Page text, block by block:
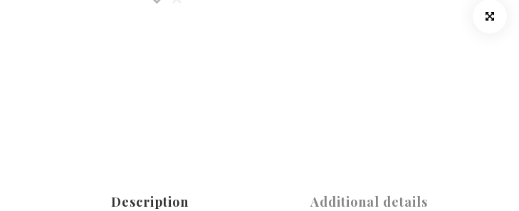
Description Additional details